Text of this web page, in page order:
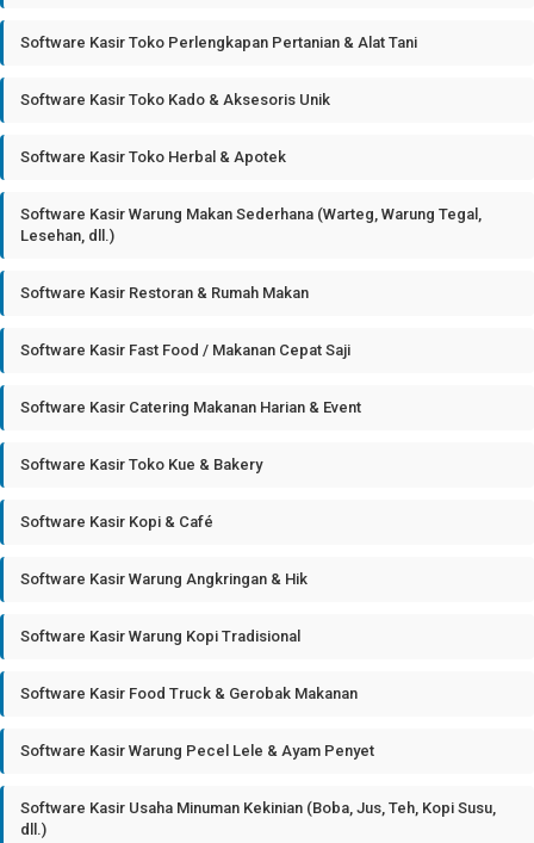
Software Kasir Toko Perlengkapan Pertanian & Alat Tani
Software Kasir Toko Kado & Aksesoris Unik
Software Kasir Toko Herbal & Apotek
Software Kasir Warung Makan Sederhana (Warteg, Warung Tegal,
Lesehan, dll.)
Software Kasir Restoran & Rumah Makan
Software Kasir Fast Food / Makanan Cepat Saji
Software Kasir Catering Makanan Harian & Event
Software Kasir Toko Kue & Bakery
Software Kasir Kopi & Café
Software Kasir Warung Angkringan & Hik
Software Kasir Warung Kopi Tradisional
Software Kasir Food Truck & Gerobak Makanan
Software Kasir Warung Pecel Lele & Ayam Penyet
Software Kasir Usaha Minuman Kekinian (Boba, Jus, Teh, Kopi Susu,
dll.)